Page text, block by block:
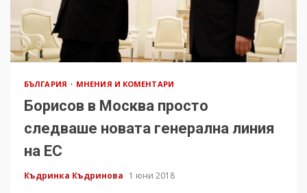
БЪЛГАРИЯ МНЕНИЯ И КОМЕНТАРИ
Борисов в Москва просто
следваше новата генерална линия
на ЕС
Къдринка Къдринова 1 юни 2018